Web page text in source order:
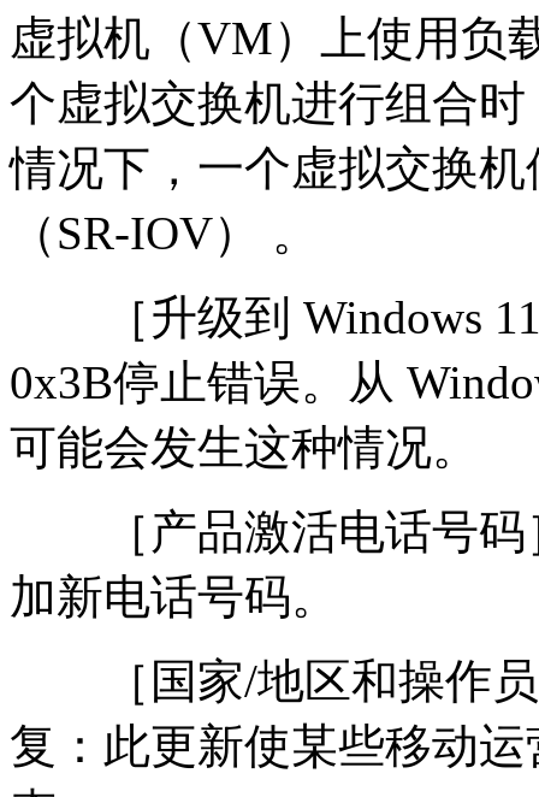
虚拟机（VM）上使用负
个虚拟交换机进行组合
情况下，一个虚拟交换
（SR-IOV） 。
［升级到 Windows 11
0x3B停止错误。从
可能会发生这种情况。
［产品激活电话号码
加新电话号码。
［国家/地区和操作员
复：此更新使某些移动